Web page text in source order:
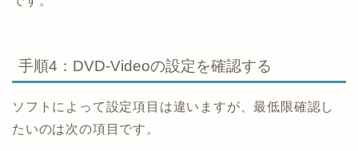
手順4：DVD-Videoの設定を確認する
ソフトによって設定項目は違いますが、最低限確認し
たいのは次の項目です。